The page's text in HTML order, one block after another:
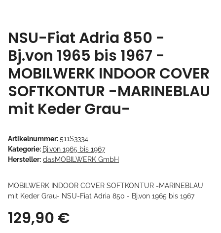
NSU-Fiat Adria 850 -
Bj.von 1965 bis 1967 -
MOBILWERK INDOOR COVER
SOFTKONTUR -MARINEBLAU
mit Keder Grau-
Artikelnummer:511S3334
Kategorie: Bj.von 1965 bis 1967
Hersteller: dasMOBILWERK GmbH
MOBILWERK INDOOR COVER SOFTKONTUR -MARINEBLAU
mit Keder Grau- NSU-Fiat Adria 850 - Bj.von 1965 bis 1967
129,90 €